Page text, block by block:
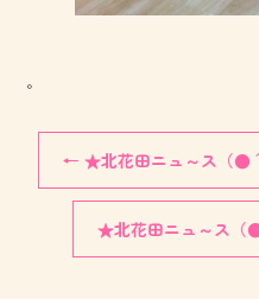
。
← ★北花田ニュ～ス（●
★北花田ニュ～ス（